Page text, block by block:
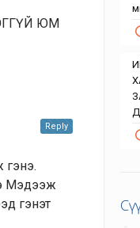
ЮМ
гэнэ.
Мэдээж
гэнэт
Reply